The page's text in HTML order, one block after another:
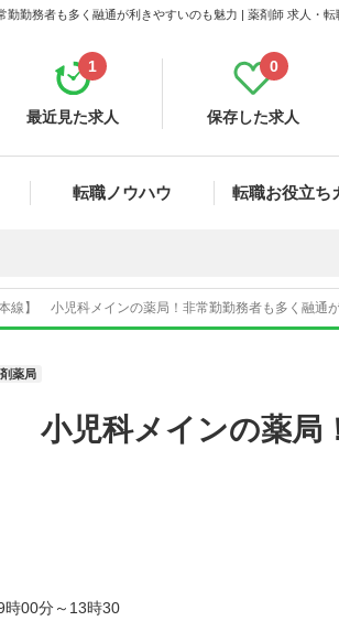
務者も多く融通が利きやすいのも魅力 | 薬剤師 求人・転
最近見た求人
1
保存した求人
0
転職ノウハウ 転職お役立ち
線】 小児科メインの薬局！非常勤勤務者も多く融通
薬局
小児科メインの薬局
時00分～13時30